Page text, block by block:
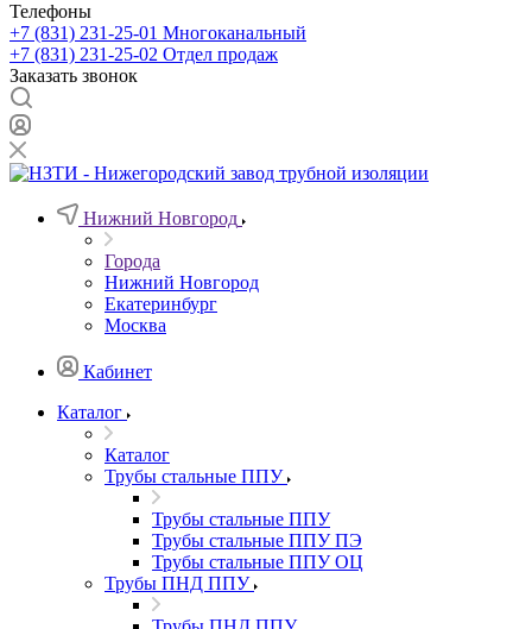
Телефоны
+7 (831) 231-25-01 Многоканальный
+7 (831) 231-25-02 Отдел продаж
Заказать звонок
Нижний Новгород
Города
Нижний Новгород
Екатеринбург
Москва
Кабинет
Каталог
Каталог
Трубы стальные ППУ
Трубы стальные ППУ
Трубы стальные ППУ ПЭ
Трубы стальные ППУ ОЦ
Трубы ПНД ППУ